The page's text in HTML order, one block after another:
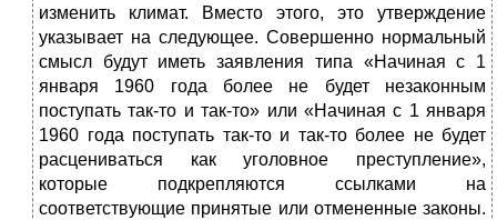
изменить климат. Вместо этого, это утверждение
указывает на следующее. Совершенно нормальный
смысл будут иметь заявления типа «Начиная с 1
января 1960 года более не будет незаконным
поступать так-то и так-то» или «Начиная с 1 января
1960 года поступать так-то и так-то более не будет
расцениваться как уголовное преступление»,
которые подкрепляются ссылками на
соответствующие принятые или отмененные законы.